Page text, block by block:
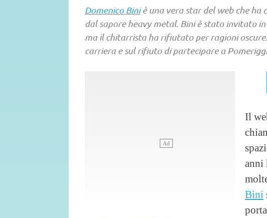
Domenico Biniè una vera star del web che ha
dal sapore heavy metal. Bini è stato invitato
ma il chitarrista ha rifiutato per ragioni
carriera e sul rifiuto di partecipare a
Il
anni
Bini